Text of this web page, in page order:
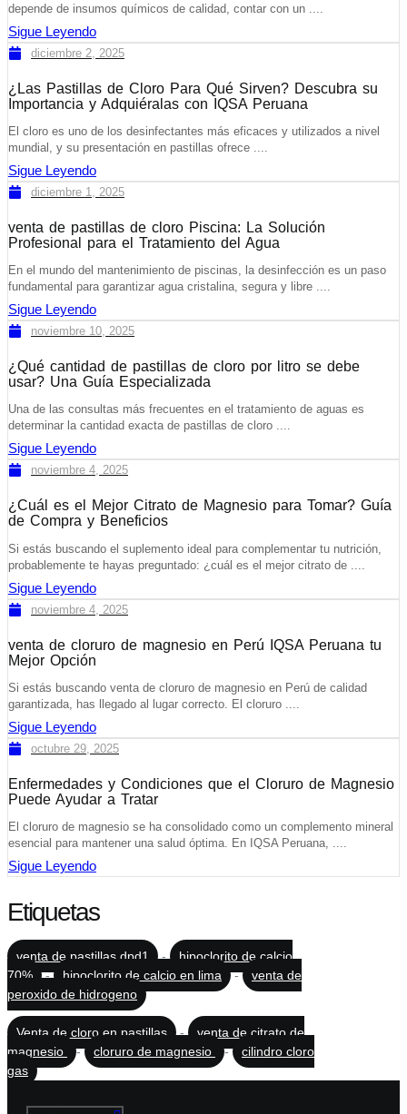
depende de insumos químicos de calidad, contar con un ....
Sigue Leyendo
diciembre 2, 2025
¿Las Pastillas de Cloro Para Qué Sirven? Descubra su
Importancia y Adquiéralas con IQSA Peruana
El cloro es uno de los desinfectantes más eficaces y utilizados a nivel
mundial, y su presentación en pastillas ofrece ....
Sigue Leyendo
diciembre 1, 2025
venta de pastillas de cloro Piscina: La Solución
Profesional para el Tratamiento del Agua
En el mundo del mantenimiento de piscinas, la desinfección es un paso
fundamental para garantizar agua cristalina, segura y libre ....
Sigue Leyendo
noviembre 10, 2025
¿Qué cantidad de pastillas de cloro por litro se debe
usar? Una Guía Especializada
Una de las consultas más frecuentes en el tratamiento de aguas es
determinar la cantidad exacta de pastillas de cloro ....
Sigue Leyendo
noviembre 4, 2025
¿Cuál es el Mejor Citrato de Magnesio para Tomar? Guía
de Compra y Beneficios
Si estás buscando el suplemento ideal para complementar tu nutrición,
probablemente te hayas preguntado: ¿cuál es el mejor citrato de ....
Sigue Leyendo
noviembre 4, 2025
venta de cloruro de magnesio en Perú IQSA Peruana tu
Mejor Opción
Si estás buscando venta de cloruro de magnesio en Perú de calidad
garantizada, has llegado al lugar correcto. El cloruro ....
Sigue Leyendo
octubre 29, 2025
Enfermedades y Condiciones que el Cloruro de Magnesio
Puede Ayudar a Tratar
El cloruro de magnesio se ha consolidado como un complemento mineral
esencial para mantener una salud óptima. En IQSA Peruana, ....
Sigue Leyendo
Etiquetas
venta de pastillas dpd1 -
hipoclorito de calcio
70%
- hipoclorito de calcio en lima -
venta de
peroxido de hidrogeno
Venta de cloro en pastillas -
venta de citrato de
magnesio
- cloruro de magnesio -
cilindro cloro
gas